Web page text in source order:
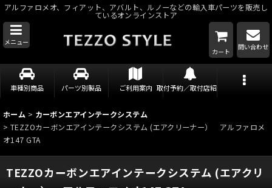
アルファロメオ、フィアット、アバルト、ルノーなどの輸入車パーツを販売し
ているオンラインストア
メニュー
カート
問い合わせ
車種別商品 パーツ別製品 ご利用案内 取付予約／取付店紹介
ホーム > カーボンエアインテークシステム
> TEZZOカーボンエアインテークシステム (エアクリーナー） アルファロメ
オ147 GTA
TEZZOカーボンエアインテークシステム (エアクリ